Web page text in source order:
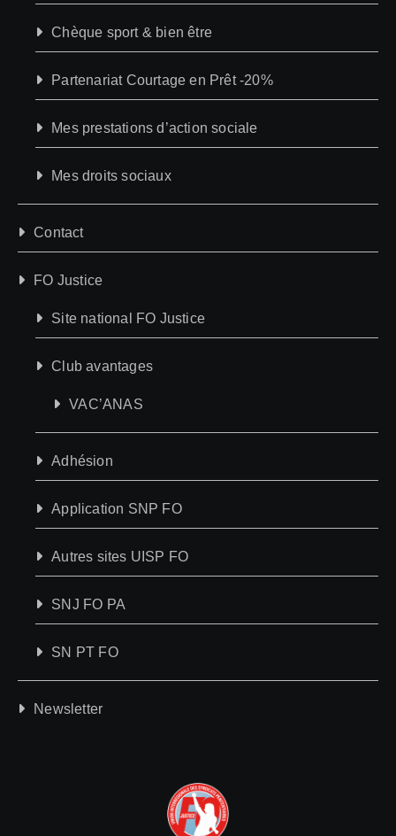
Chèque sport & bien être
Partenariat Courtage en Prêt -20%
Mes prestations d’action sociale
Mes droits sociaux
Contact
FO Justice
Site national FO Justice
Club avantages
VAC’ANAS
Adhésion
Application SNP FO
Autres sites UISP FO
SNJ FO PA
SN PT FO
Newsletter